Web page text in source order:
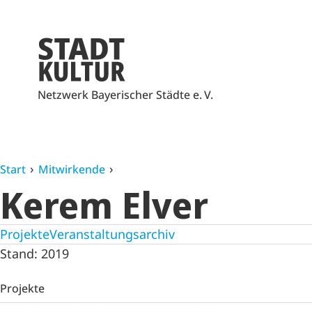
Netzwerk Bayerischer Städte e. V.
Start Mitwirkende
Kerem Elver
ProjekteVeranstaltungsarchiv
Stand: 2019
Projekte